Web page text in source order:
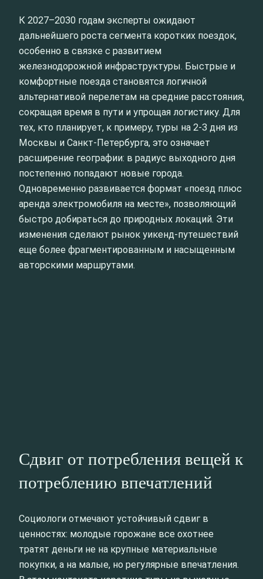
К 2027–2030 годам эксперты ожидают
дальнейшего роста сегмента коротких поездок,
особенно в связке с развитием
железнодорожной инфраструктуры. Быстрые и
комфортные поезда становятся логичной
альтернативой перелетам на средние расстояния,
сокращая время в пути и упрощая логистику. Для
тех, кто планирует, к примеру, туры на 2-3 дня из
Москвы и Санкт-Петербурга, это означает
расширение географии: в радиус выходного дня
постепенно попадают новые города.
Одновременно развивается формат «поезд плюс
аренда электромобиля на месте», позволяющий
быстро добираться до природных локаций. Эти
изменения сделают рынок уикенд-путешествий
еще более фрагментированным и насыщенным
авторскими маршрутами.
Сдвиг от потребления вещей к
потреблению впечатлений
Социологи отмечают устойчивый сдвиг в
ценностях: молодые горожане все охотнее
тратят деньги не на крупные материальные
покупки, а на малые, но регулярные впечатления.